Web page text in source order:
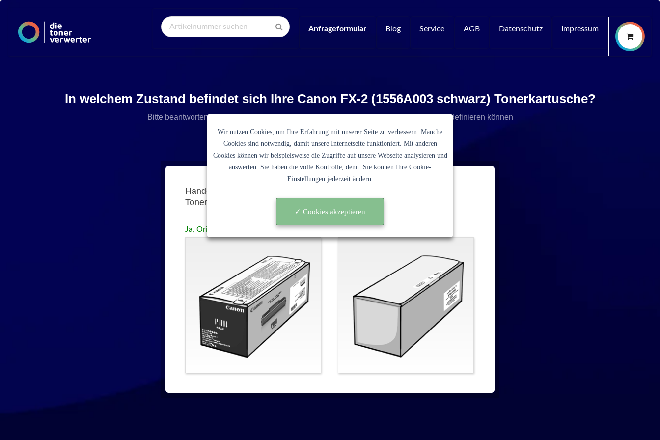
Global Search
Anfrageformular
Blog Service AGB Datenschutz Impressum
In welchem Zustand befindet sich Ihre Canon FX-2 (1556A003 schwarz) Tonerkartusche?
Bitte beantworten Sie die folgenden Fragen, damit wir den Zustand der Tonerkartusche definieren können
Handelt es sich bei der FX-2 (1556A003 schwarz) um eine originale
Tonerkartusche des Druckerherstellers Canon?
Ja, Original-Canon Nein
Wir nutzen Cookies, um Ihre Erfahrung mit unserer Seite zu verbessern. Manche
Cookies sind notwendig, damit unsere Internetseite funktioniert. Mit anderen
Cookies können wir beispielsweise die Zugriffe auf unsere Webseite analysieren und
auswerten. Sie haben die volle Kontrolle, denn: Sie können Ihre Cookie-
Einstellungen jederzeit ändern.
✓ Cookies akzeptieren